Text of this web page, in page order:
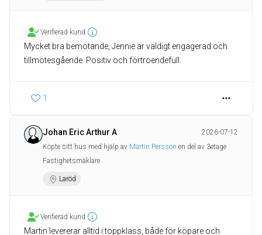
Verifierad kund
Mycket bra bemötande, Jennie är väldigt engagerad och
1
Johan Eric Arthur A
2026-07-12
Köpte sitt hus med hjälp av Martin Persson en del av 3etage
Fastighetsmäklare
Laröd
Verifierad kund
Martin levererar alltid i toppklass, både för köpare och